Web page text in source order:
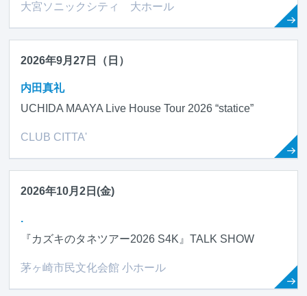
大宮ソニックシティ 大ホール
2026年9月27日（日）
内田真礼
UCHIDA MAAYA Live House Tour 2026 “statice”
CLUB CITTA'
2026年10月2日(金)
.
『カズキのタネツアー2026 S4K』TALK SHOW
茅ヶ崎市民文化会館 小ホール